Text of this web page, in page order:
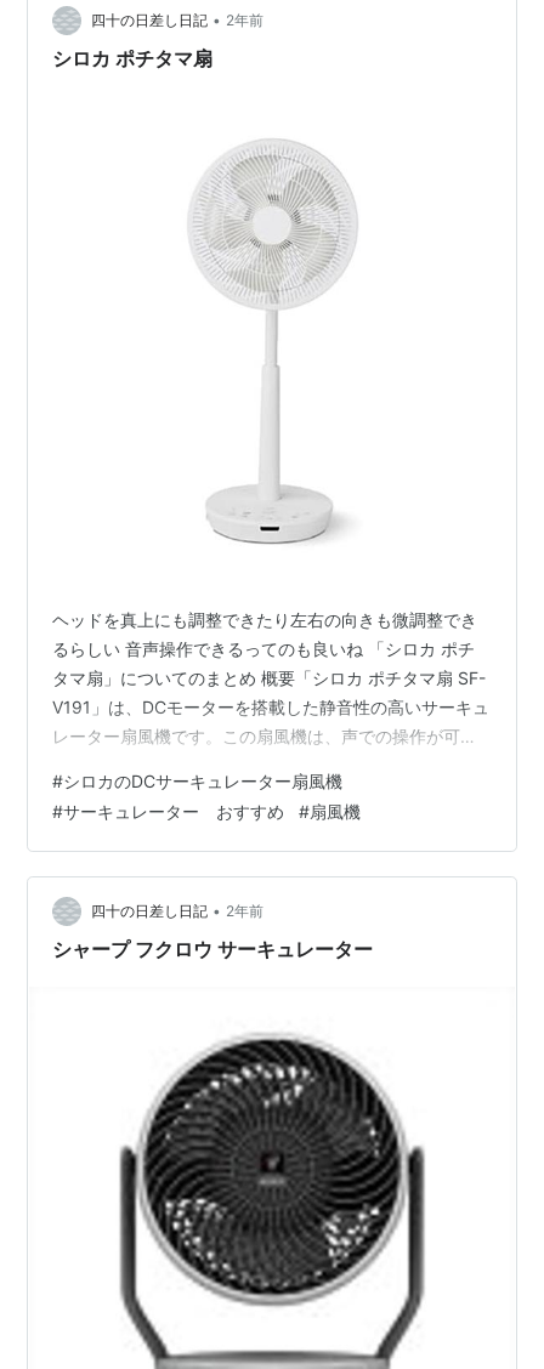
ガード・羽根の取り外しが可能 📏 スペック…
四十の日差し日記 • 2年前
シロカ ポチタマ扇
ヘッドを真上にも調整できたり左右の向きも微調整でき
るらしい 音声操作できるってのも良いね 「シロカ ポチ
タマ扇」についてのまとめ 概要「シロカ ポチタマ扇 SF-
V191」は、DCモーターを搭載した静音性の高いサーキュ
レーター扇風機です。この扇風機は、声での操作が可能
途に対応できる点が特徴です。実売価格は約18,000円前
後です。 特徴 静音性と快適性DCモーターを採用してお
り、特に低速運転時の静音性が優れています。風量は8段
階で調節可能で、風量「3」や「4」の設定ではほとんど
音が気になりません。就寝時でも快適に使用できます。
ヘッドの広い角度…
#シロカのDCサーキュレーター扇風機
#サーキュレーター おすすめ #扇風機
四十の日差し日記 • 2年前
シャープ フクロウ サーキュレーター